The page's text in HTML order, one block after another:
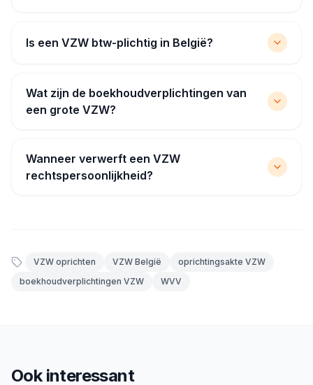
Is een VZW btw-plichtig in België?
Wat zijn de boekhoudverplichtingen van
een grote VZW?
Wanneer verwerft een VZW
rechtspersoonlijkheid?
VZW oprichten VZW België
oprichtingsakte VZW
boekhoudverplichtingen VZW
WVV
Ook interessant